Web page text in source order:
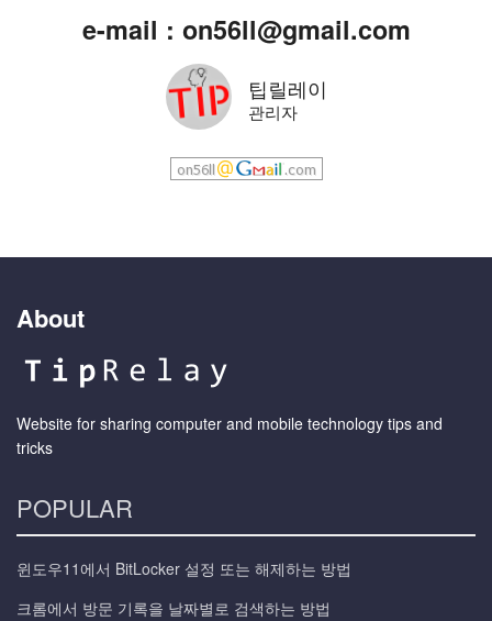
e-mail : on56ll@gmail.com
팁릴레이
관리자
About
Website for sharing computer and mobile technology tips and
tricks
POPULAR
윈도우11에서 BitLocker 설정 또는 해제하는 방법
크롬에서 방문 기록을 날짜별로 검색하는 방법